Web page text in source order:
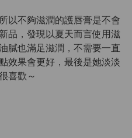
以不夠滋潤的護唇膏是不會
品，發現以夏天而言使用滋
膩也滿足滋潤，不需要一直
效果會更好，最後是她淡淡
喜歡～